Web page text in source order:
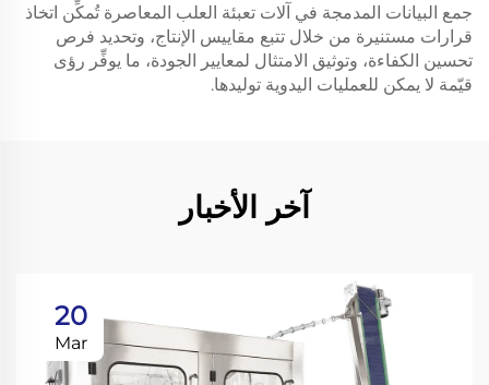
جمع البيانات المدمجة في آلات تعبئة العلب المعاصرة تُمكِّن اتخاذ
قرارات مستنيرة من خلال تتبع مقاييس الإنتاج، وتحديد فرص
تحسين الكفاءة، وتوثيق الامتثال لمعايير الجودة، ما يوفِّر رؤى
قيّمة لا يمكن للعمليات اليدوية توليدها.
آخر الأخبار
20
Mar